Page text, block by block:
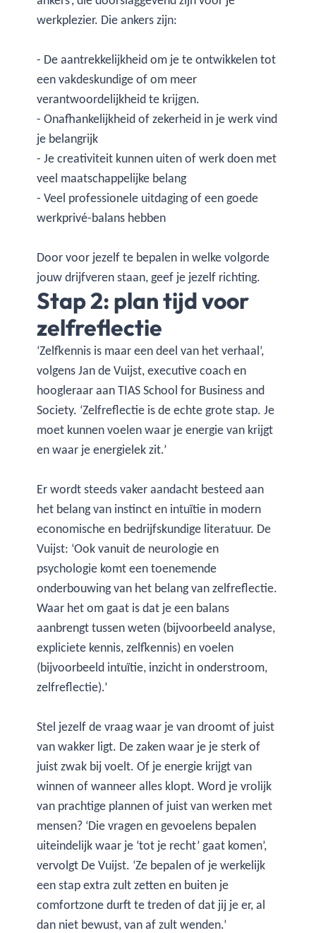
werkplezier. Die ankers zijn:
- De aantrekkelijkheid om je te ontwikkelen tot
een vakdeskundige of om meer
verantwoordelijkheid te krijgen.
- Onafhankelijkheid of zekerheid in je werk vind
je belangrijk
- Je creativiteit kunnen uiten of werk doen met
veel maatschappelijke belang
- Veel professionele uitdaging of een goede
werkprivé-balans hebben
Door voor jezelf te bepalen in welke volgorde
jouw drijfveren staan, geef je jezelf richting.
Stap 2: plan tijd voor
zelfreflectie
‘Zelfkennis is maar een deel van het verhaal’,
volgens Jan de Vuijst, executive coach en
hoogleraar aan TIAS School for Business and
Society. ‘Zelfreflectie is de echte grote stap. Je
moet kunnen voelen waar je energie van krijgt
en waar je energielek zit.’
Er wordt steeds vaker aandacht besteed aan
het belang van instinct en intuïtie in modern
economische en bedrijfskundige literatuur. De
Vuijst: ‘Ook vanuit de neurologie en
psychologie komt een toenemende
onderbouwing van het belang van zelfreflectie.
Waar het om gaat is dat je een balans
aanbrengt tussen weten (bijvoorbeeld analyse,
expliciete kennis, zelfkennis) en voelen
(bijvoorbeeld intuïtie, inzicht in onderstroom,
zelfreflectie).’
Stel jezelf de vraag waar je van droomt of juist
van wakker ligt. De zaken waar je je sterk of
juist zwak bij voelt. Of je energie krijgt van
winnen of wanneer alles klopt. Word je vrolijk
van prachtige plannen of juist van werken met
mensen? ‘Die vragen en gevoelens bepalen
uiteindelijk waar je ‘tot je recht’ gaat komen’,
vervolgt De Vuijst. ‘Ze bepalen of je werkelijk
een stap extra zult zetten en buiten je
comfortzone durft te treden of dat jij je er, al
dan niet bewust, van af zult wenden.’